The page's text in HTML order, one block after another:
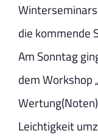
die kommende
Am Sonntag
dem Workshop
Leichtigkeit